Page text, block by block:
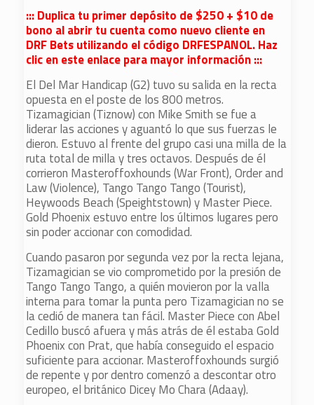
::: Duplica tu primer depósito de $250 + $10 de
bono al abrir tu cuenta como nuevo cliente en
DRF Bets utilizando el código DRFESPANOL. Haz
clic en este enlace para mayor información :::
El Del Mar Handicap (G2) tuvo su salida en la recta
opuesta en el poste de los 800 metros.
Tizamagician (Tiznow) con Mike Smith se fue a
liderar las acciones y aguantó lo que sus fuerzas le
dieron. Estuvo al frente del grupo casi una milla de la
ruta total de milla y tres octavos. Después de él
corrieron Masteroffoxhounds (War Front), Order and
Law (Violence), Tango Tango Tango (Tourist),
Heywoods Beach (Speightstown) y Master Piece.
Gold Phoenix estuvo entre los últimos lugares pero
sin poder accionar con comodidad.
Cuando pasaron por segunda vez por la recta lejana,
Tizamagician se vio comprometido por la presión de
Tango Tango Tango, a quién movieron por la valla
interna para tomar la punta pero Tizamagician no se
la cedió de manera tan fácil. Master Piece con Abel
Cedillo buscó afuera y más atrás de él estaba Gold
Phoenix con Prat, que había conseguido el espacio
suficiente para accionar. Masteroffoxhounds surgió
de repente y por dentro comenzó a descontar otro
europeo, el británico Dicey Mo Chara (Adaay).